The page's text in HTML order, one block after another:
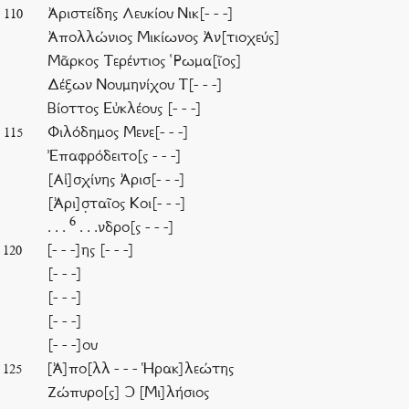
110
Ἀριστείδης Λευκίου Νικ[- - -]
Ἀπολλώνιος Μικίωνος Ἀν[τιοχεύς]
Μᾶρκος Τερέντιος ῾Ρωμα[ῖος]
Δέξων Νουμηνίχου Τ[- - -]
Βίοττος Εὐκλέους [- - -]
115
Φιλόδημος Μενε[- - -]
Ἐπαφρόδειτο[ς - - -]
[Αἰ]σχίνης Ἀρισ[- - -]
[Ἀρι]σ̣ταῖος Κοι[- - -]
. . .6 . . .νδρο[ς - - -]
120
[- - -]ης [- - -]
[- - -]
[- - -]
[- - -]
[- - -]ου
125
[Ἀ]πο[λλ - - - Ἡρακ]λεώτης
Ζώπυρο[ς] Ͻ [Μι]λήσιος